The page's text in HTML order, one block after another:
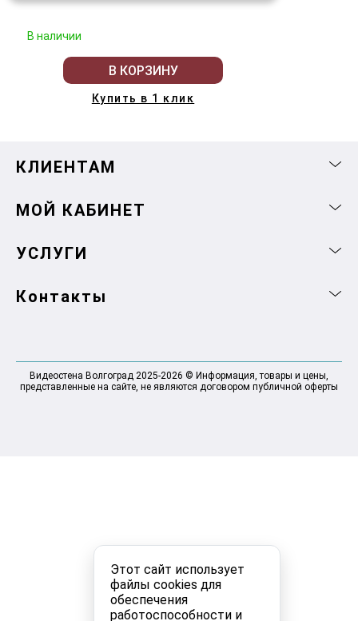
Этот сайт использует
файлы cookies для
обеспечения
работоспособности и
В наличии
В КОРЗИНУ
Купить в 1 клик
КЛИЕНТАМ
МОЙ КАБИНЕТ
УСЛУГИ
Контакты
Видеостена Волгоград 2025-2026 © Информация, товары и цены,
представленные на сайте, не являются договором публичной оферты